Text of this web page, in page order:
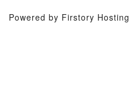
Powered by Firstory Hosting